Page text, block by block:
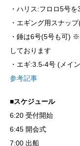
・ハリス:フロロ5号
・エギング用スナッ
・錘は6号(5号も可)
しております
・エギ:3.5-4号 (メイ
参考記事
■スケジュール
6:20 受付開始
6:45 開会式
7:00 出船